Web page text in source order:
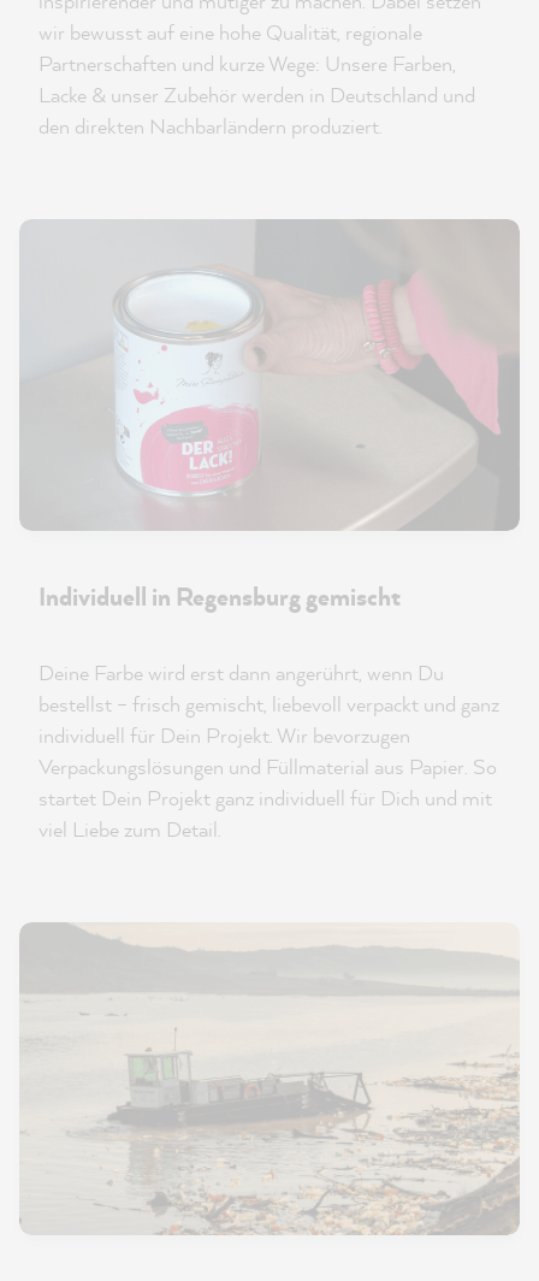
wir bewusst auf eine hohe Qualität, regionale
Partnerschaften und kurze Wege: Unsere Farben,
Lacke & unser Zubehör werden in Deutschland und
den direkten Nachbarländern produziert.
Individuell in Regensburg gemischt
Deine Farbe wird erst dann angerührt, wenn Du
bestellst – frisch gemischt, liebevoll verpackt und ganz
individuell für Dein Projekt. Wir bevorzugen
Verpackungslösungen und Füllmaterial aus Papier. So
startet Dein Projekt ganz individuell für Dich und mit
viel Liebe zum Detail.